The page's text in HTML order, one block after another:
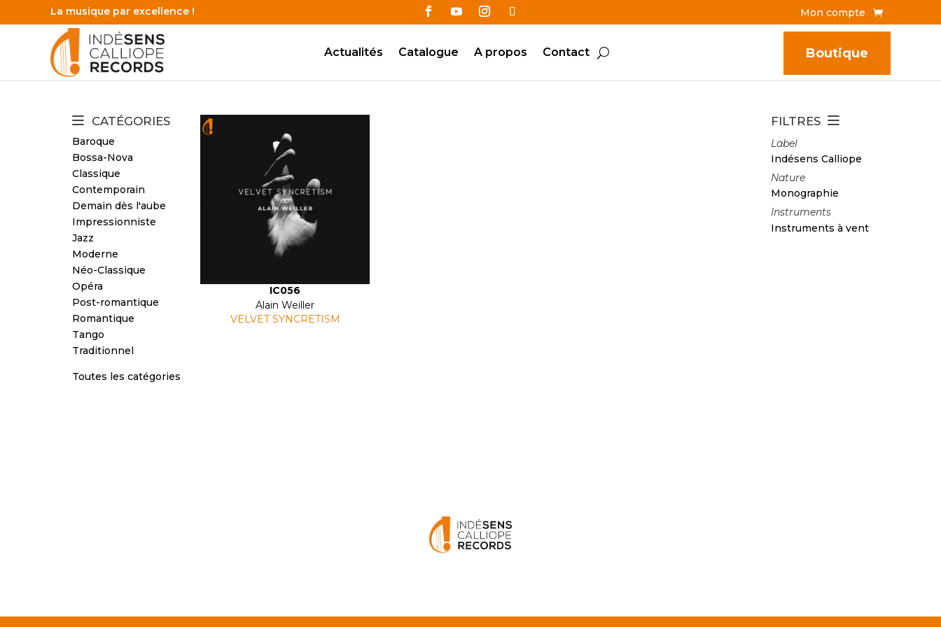
La musique par excellence ! Mon compte
Actualités Catalogue A propos Contact Boutique
CATÉGORIES
Baroque
Bossa-Nova
Classique
Contemporain
Demain dès l'aube
Impressionniste
Jazz
Moderne
Néo-Classique
Opéra
Post-romantique
Romantique
Tango
Traditionnel
Toutes les catégories
IC056
Alain Weiller
VELVET SYNCRETISM
FILTRES
Label
Indésens Calliope
Nature
Monographie
Instruments
Instruments à vent